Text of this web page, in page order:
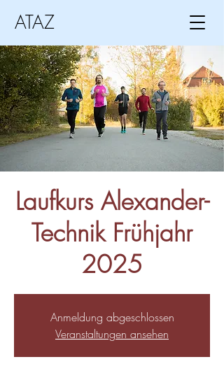
ATAZ
Laufkurs Alexander-
Technik Frühjahr
2025
Anmeldung abgeschlossen
Veranstaltungen ansehen